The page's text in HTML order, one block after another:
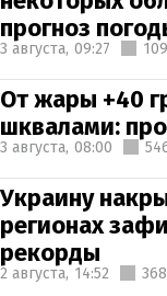
прогноз
3 августа, 09:27
От жары +40
шквалами:
3 августа, 08:00
Украину
регионах
рекорды
2 августа, 14:52